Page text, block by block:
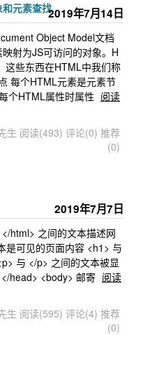
2019年7月14日
元素查找
Object Model文档
射为JS可访问的对象。H
这些东西在HTML中我们称
每个HTML元素是元素节
个HTML属性时属性 阅读
生 阅读(493) 评论(0) 推荐
(0)
2019年7月7日
html> 之间的文本描述网
是可见的页面内容 <h1> 与
与 </p> 之间的文本被显
head> <body> 邮寄 阅读
生 阅读(595) 评论(4) 推荐
(0)